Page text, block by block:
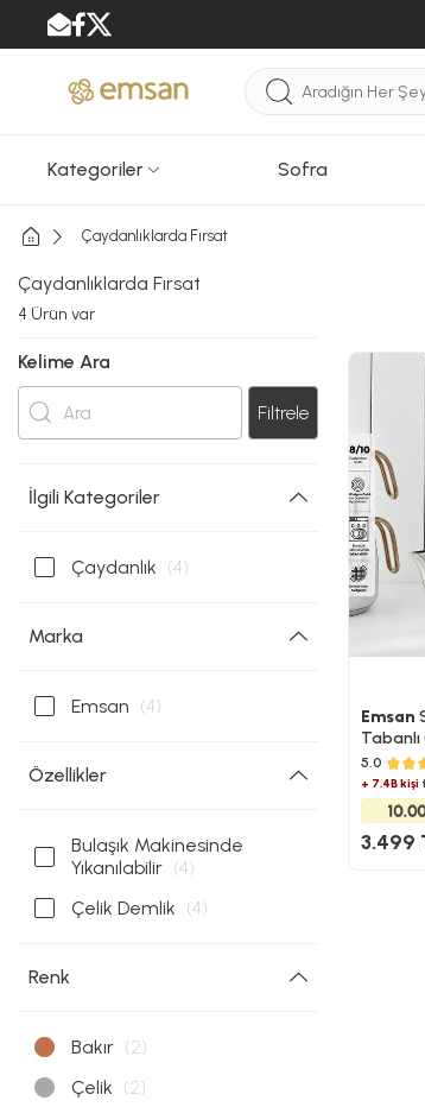
Kategoriler Sofra
Çaydanlıklarda Fırsat
Çaydanlıklarda Fırsat
4 Ürün var
Kelime Ara
Filtrele
İlgili Kategoriler
Çaydanlık (4)
Marka
Emsan (4)
Özellikler
Bulaşık Makinesinde
Yıkanılabilir (4)
Çelik Demlik (4)
Renk
Bakır (2)
Çelik (2)
Emsan
Tabanlı
5.0
+ 7.4B kişi
3.499